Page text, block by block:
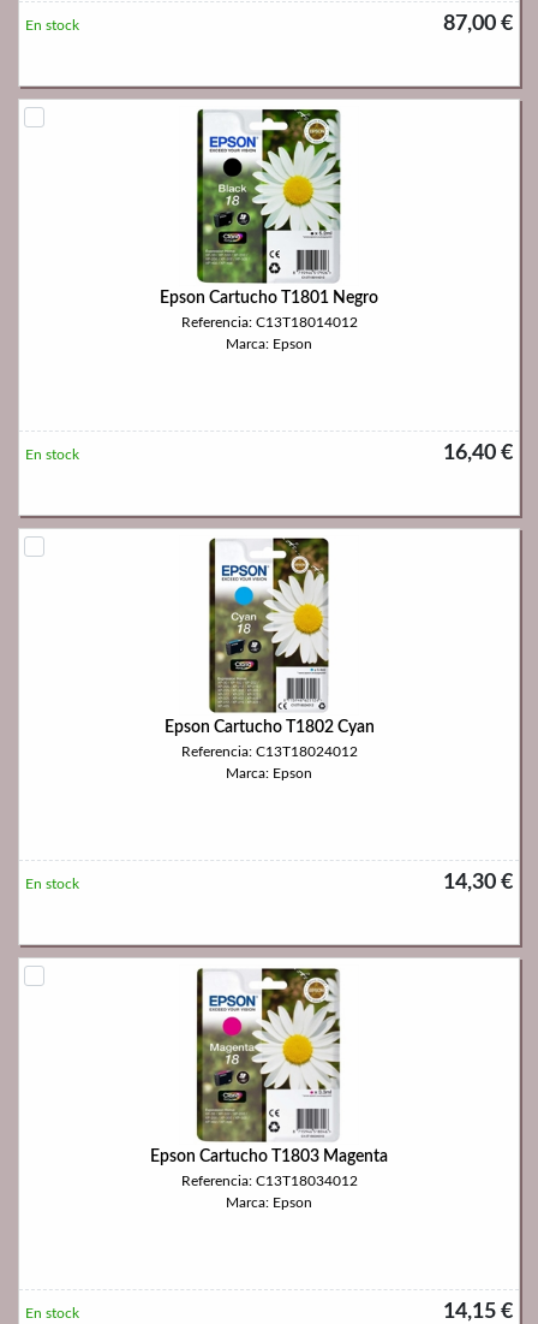
87,00 €
En stock
Epson Cartucho T1801 Negro
Referencia: C13T18014012
Marca: Epson
16,40 €
En stock
Epson Cartucho T1802 Cyan
Referencia: C13T18024012
Marca: Epson
14,30 €
En stock
Epson Cartucho T1803 Magenta
Referencia: C13T18034012
Marca: Epson
14,15 €
En stock